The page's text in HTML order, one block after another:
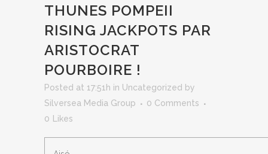
THUNES POMPEII
RISING JACKPOTS PAR
ARISTOCRAT
POURBOIRE !
Posted at 17:51h in Uncategorized by
Silversea Media Group
0 Comments
0
Likes